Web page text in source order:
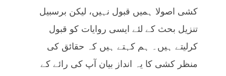
کشی اصولا ہمیں قبول نہیں، لیکن برسبیل
تنزیل بحث کے لئے ایسی روایات کو قبول
کرلیتے ہیں۔ ہم کہتے ہیں کہ حقائق کی
منظر کشی کا یہ انداز بیان آپ کی رائے کے